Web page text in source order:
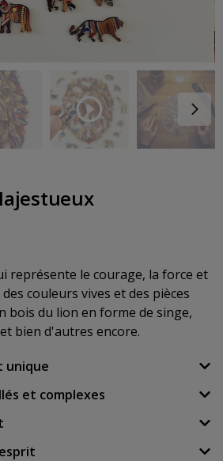
représente le courage, la force et
couleurs vives et des pièces
bois du lion en forme de singe,
bien d'autres encore.
unique
et complexes